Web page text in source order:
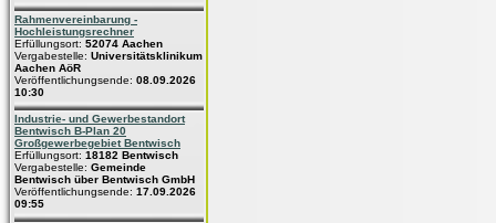
Rahmenvereinbarung -
Hochleistungsrechner
Erfüllungsort: 52074 Aachen
Vergabestelle: Universitätsklinikum
Aachen AöR
Veröffentlichungsende: 08.09.2026
10:30
Industrie- und Gewerbestandort
Bentwisch B-Plan 20
Großgewerbegebiet Bentwisch
Erfüllungsort: 18182 Bentwisch
Vergabestelle: Gemeinde
Bentwisch über Bentwisch GmbH
Veröffentlichungsende: 17.09.2026
09:55